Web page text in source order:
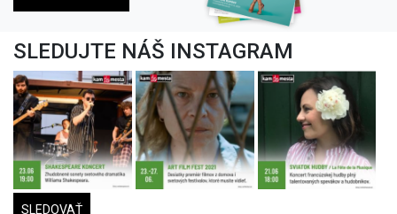
SLEDUJTE NÁŠ INSTAGRAM
SLEDOVAŤ